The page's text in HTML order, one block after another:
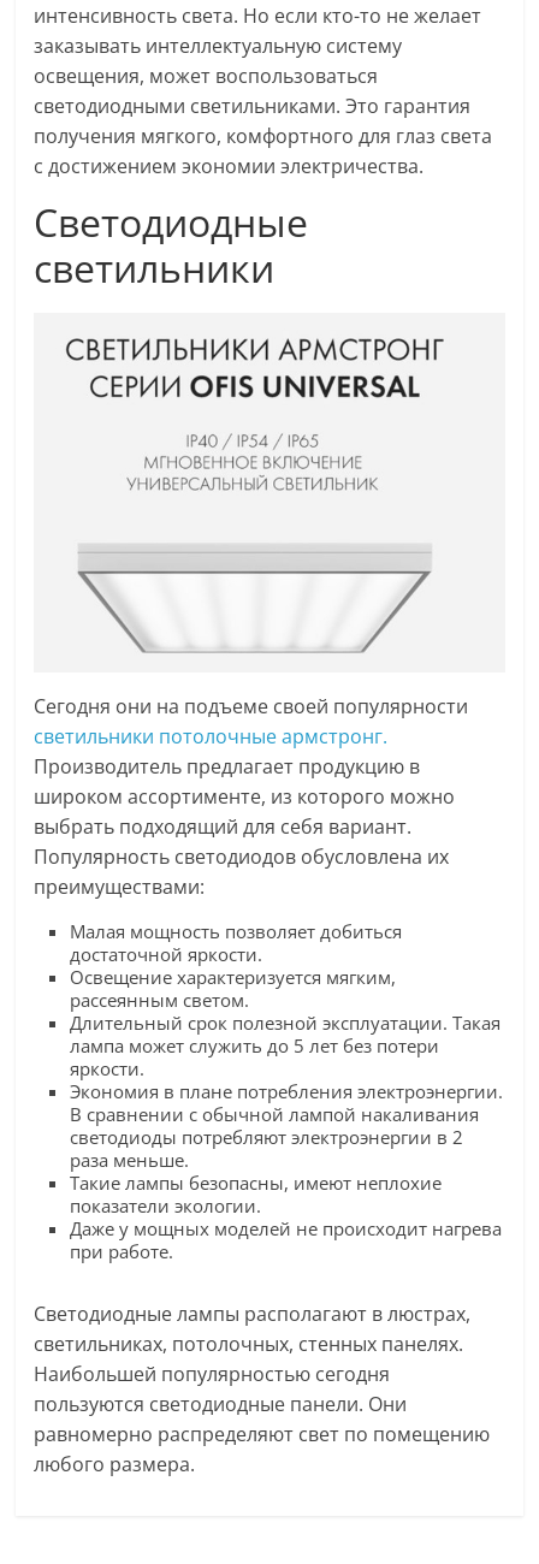
интенсивность света. Но если кто-то не желает
заказывать интеллектуальную систему
освещения, может воспользоваться
светодиодными светильниками. Это гарантия
получения мягкого, комфортного для глаз света
с достижением экономии электричества.
Светодиодные
светильники
Сегодня они на подъеме своей популярности
светильники потолочные армстронг.
Производитель предлагает продукцию в
широком ассортименте, из которого можно
выбрать подходящий для себя вариант.
Популярность светодиодов обусловлена их
преимуществами:
Малая мощность позволяет добиться
достаточной яркости.
Освещение характеризуется мягким,
рассеянным светом.
Длительный срок полезной эксплуатации. Такая
лампа может служить до 5 лет без потери
яркости.
Экономия в плане потребления электроэнергии.
В сравнении с обычной лампой накаливания
светодиоды потребляют электроэнергии в 2
раза меньше.
Такие лампы безопасны, имеют неплохие
показатели экологии.
Даже у мощных моделей не происходит нагрева
при работе.
Светодиодные лампы располагают в люстрах,
светильниках, потолочных, стенных панелях.
Наибольшей популярностью сегодня
пользуются светодиодные панели. Они
равномерно распределяют свет по помещению
любого размера.